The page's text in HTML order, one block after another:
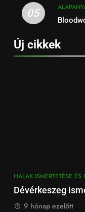
05
Új cikkek
HALAK ISMERTETÉSE
Dévérkeszeg
9 hónap ezelőtt